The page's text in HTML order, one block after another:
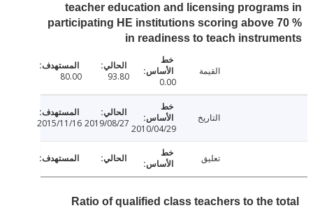
teacher education and licensing
participating HE institutions scoring above
in readiness to teach
93.80
80.00
2010/04/29
2019/08/27
2015/11/16
Ratio of qualified class teachers to the